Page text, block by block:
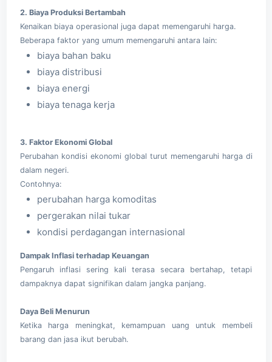
2. Biaya Produksi Bertambah
Kenaikan biaya operasional juga dapat memengaruhi harga.
Beberapa faktor yang umum memengaruhi antara lain:
biaya bahan baku
biaya distribusi
biaya energi
biaya tenaga kerja
3. Faktor Ekonomi Global
Perubahan kondisi ekonomi global turut memengaruhi harga di
dalam negeri.
Contohnya:
perubahan harga komoditas
pergerakan nilai tukar
kondisi perdagangan internasional
Dampak Inflasi terhadap Keuangan
Pengaruh inflasi sering kali terasa secara bertahap, tetapi
dampaknya dapat signifikan dalam jangka panjang.
Daya Beli Menurun
Ketika harga meningkat, kemampuan uang untuk membeli
barang dan jasa ikut berubah.